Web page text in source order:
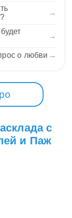
→
→
о любви →
с
и Паж